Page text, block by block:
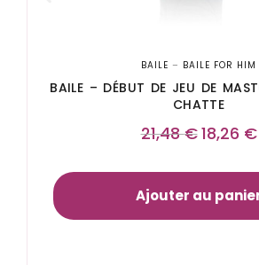
BAILE – BAILE FOR HIM
BAILE – DÉBUT DE JEU DE
CHATTE
21,48€18,26 €
Ajouter au